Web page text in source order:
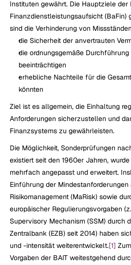
Instituten gewährt. Die Hauptziele
Finanzdienstleistungsaufsicht (BaFin)
sind die Verhinderung von
die Sicherheit der anvertrauten
die ordnungsgemäße
beeinträchtigen
erhebliche Nachteile für die
könnten
Ziel ist es allgemein, die Einhaltung
Anforderungen sicherzustellen und
Finanzsystems zu gewährleisten.
Die Möglichkeit, Sonderprüfungen
existiert seit den 1960er Jahren,
mehrfach angepasst und erweitert.
Einführung der Mindestanforderungen
Risikomanagement (MaRisk) sowie
europäischer Regulierungsvorgaben
Supervisory Mechanism (SSM) durch
Zentralbank (EZB) seit 2014) haben
und -intensität weiterentwickelt.[1]
Vorgaben der BAIT weitestgehend